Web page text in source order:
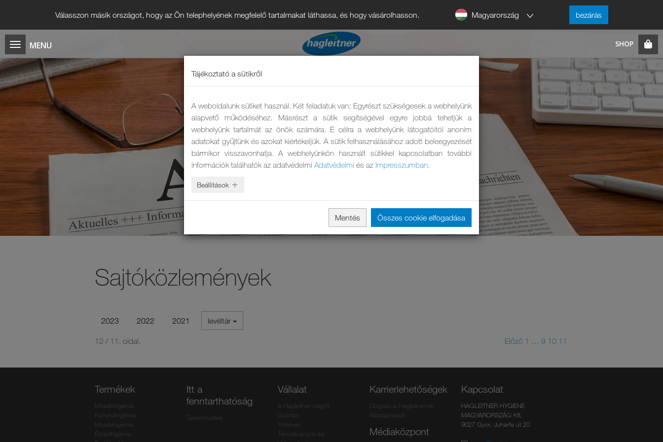
Válasszon másik országot, hogy az Ön telephelyének megfelelő tartalmakat láthassa, és hogy vásárolhasson. Magyarország bezárás
Sajtóközlemények
2023 2022 2021 levéltár
12 / 11. oldal. Előző 1 … 9 10 11
Termékek
Mosdóhigiénia
Konyhahigiénia
Mosáshigiénia
Épülethigiénia
Itt a
fenntarthatóság
Greenovative
Vállalat
A Hagleitner cégről
Gyártás
Történet
Tanúsítványok és
Karrierlehetőségek
Dolgozz a Hagleitnernél
Állásajánlatok
Médiaközpont
Kapcsolat
HAGLEITNER HYGIENE
MAGYARORSZÁG Kft.
9027 Gyor, Juharfa út 20
Tájékoztató a sütikről
A weboldalunk sütiket használ. Két feladatuk van: Egyrészt szükségesek a webhelyünk
alapvető működéséhez. Másrészt a sütik segítségével egyre jobbá tehetjük a
webhelyünk tartalmát az önök számára. E célra a webhelyünk látogatóitól anonim
adatokat gyűjtünk és azokat kiértékeljük. A sütik felhasználásához adott beleegyezését
bármikor visszavonhatja. A webhelyünkön használt sütikkel kapcsolatban további
információk találhatók az adatvédelmi Adatvédelmi és az Impresszumban.
Beállítások
Mentés Összes cookie elfogadása